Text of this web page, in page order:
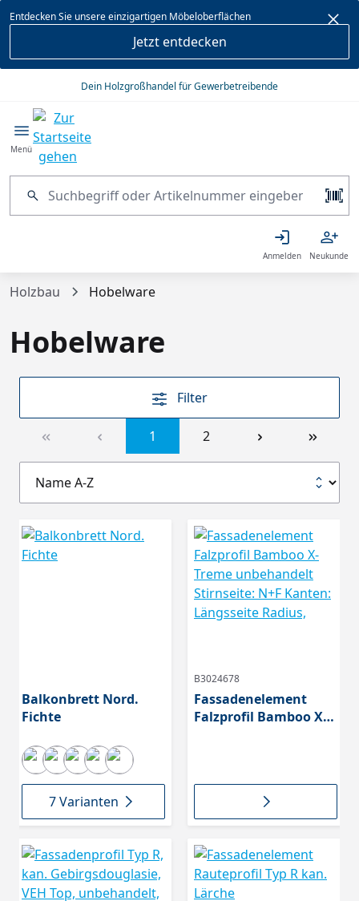
springen
Entdecken Sie unsere einzigartigen Möbeloberflächen
Jetzt entdecken
Dein Holzgroßhandel für Gewerbetreibende
Menü
Anmelden Neukunde
Holzbau Hobelware
Hobelware
Filter
1 2
Balkonbrett Nord.
Fichte
7 Varianten
B3024678
Fassadenelement
Falzprofil Bamboo X-
Radius,